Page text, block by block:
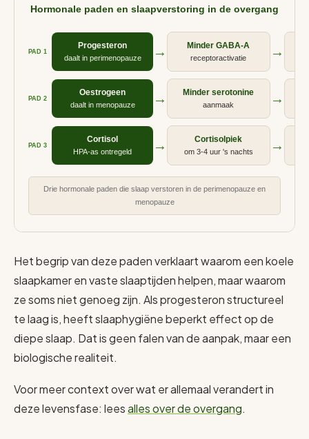
Hormonale paden en slaapverstoring in de overgang
PAD 1
Progesteron
daalt in perimenopauze → Minder GABA-A
receptoractivatie →
PAD 2
Oestrogeen
daalt in menopauze → Minder serotonine
aanmaak →
PAD 3
Cortisol
HPA-as ontregeld → Cortisolpiek
om 3-4 uur 's nachts →
Drie hormonale paden die slaap verstoren in de perimenopauze en
menopauze
Het begrip van deze paden verklaart waarom een koele
slaapkamer en vaste slaaptijden helpen, maar waarom
ze soms niet genoeg zijn. Als progesteron structureel
te laag is, heeft slaaphygiëne beperkt effect op de
diepe slaap. Dat is geen falen van de aanpak, maar een
biologische realiteit.
Voor meer context over wat er allemaal verandert in
deze levensfase: leesalles over de overgang.